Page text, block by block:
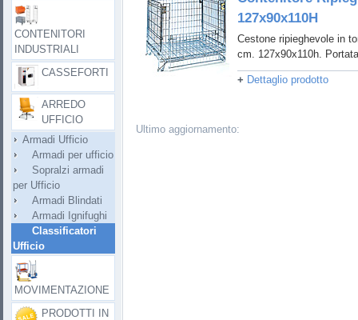
127x90x110H
Cestone ripieghevole in
cm. 127x90x110h.
+ Dettaglio prodotto
Ultimo aggiornamento:
CONTENITORI
INDUSTRIALI
CASSEFORTI
ARREDO
UFFICIO
Armadi Ufficio
Armadi per ufficio
Sopralzi armadi
per Ufficio
Armadi Blindati
Armadi Ignifughi
Classificatori
Ufficio
MOVIMENTAZIONE
PRODOTTI IN